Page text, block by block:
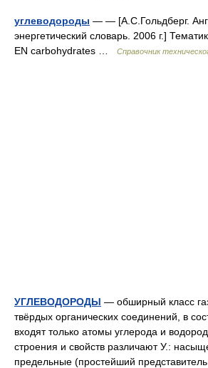
углеводороды — — [А.С.Гольдберг.
энергетический словарь. 2006 г.]
EN carbohydrates …
Справочник
УГЛЕВОДОРОДЫ — обширный класс
твёрдых органических соединений, в
входят только атомы углерода и
строения и свойств различают У.:
предельные (простейший